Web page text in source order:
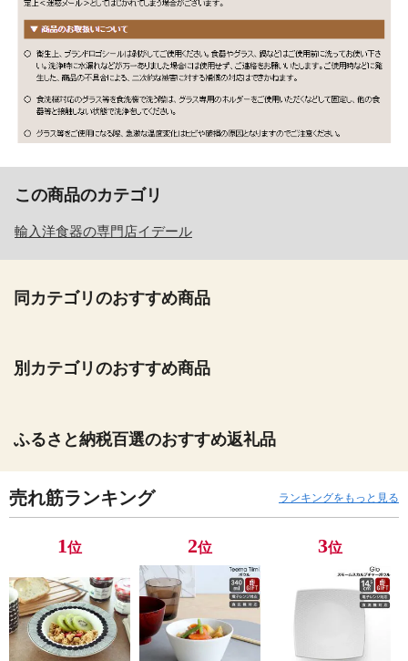
この商品のカテゴリ
輸入洋食器の専門店イデール
同カテゴリのおすすめ商品
別カテゴリのおすすめ商品
ふるさと納税百選のおすすめ返礼品
売れ筋ランキング ランキングをもっと見る
1位 2位 3位